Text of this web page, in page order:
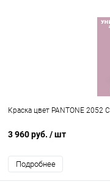
Краска цвет PANTONE 2052 C
3 960 руб. / шт
Подробнее